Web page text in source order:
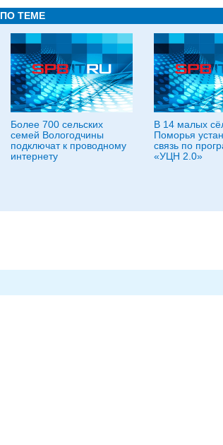
ТЕМЕ
Более 700 сельских
семей Вологодчины
подключат к проводному
интернету
В 14 малых
Поморья
связь по
«УЦН 2.0»